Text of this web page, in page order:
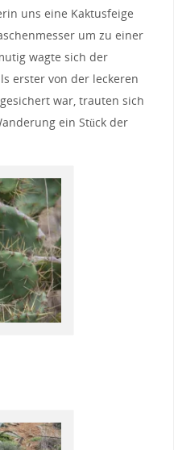
uns eine Kaktusfeige
um zu einer
wagte sich der
erster von der leckeren
war, trauten sich
ein Stück der